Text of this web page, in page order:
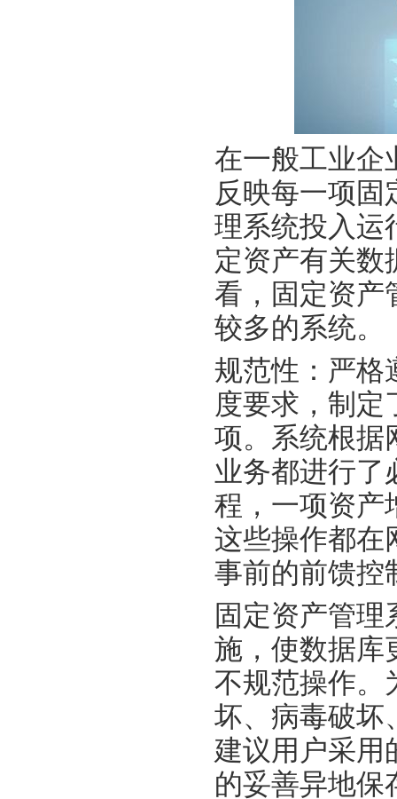
在一般工业企
反映每一项固
理系统投入运
定资产有关数
看，固定资产
较多的系统。
规范性：严格
度要求，制定
项。系统根据
业务都进行了
程，一项资产
这些操作都在
事前的前馈控
固定资产管
施，使数据库
不规范操作。
坏、病毒破坏
建议用户采用
的妥善异地保